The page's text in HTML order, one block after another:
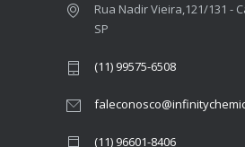
Rua Nadir Vieira,121/131 -
SP
(11) 99575-6508
(11) 96601-8406